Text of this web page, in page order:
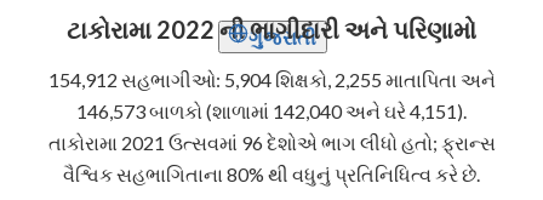
ગુજરાતી
ટાકોરામા 2022 ની ભાગીદારી અને પરિણામો
154,912 સહભાગીઓ: 5,904 શિક્ષકો, 2,255 માતાપિતા અને
146,573 બાળકો (શાળામાં 142,040 અને ઘરે 4,151).
તાકોરામા 2021 ઉત્સવમાં 96 દેશોએ ભાગ લીધો હતો; ફ્રાન્સ
વૈશ્વિક સહભાગિતાના 80% થી વધુનું પ્રતિનિધિત્વ કરે છે.